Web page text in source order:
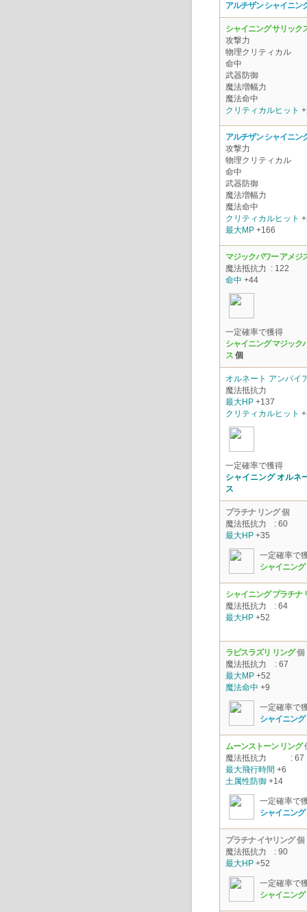
アルチザン シャイニン
シャイニング サリック
攻撃力
物理クリティカル
命中
武器防御
魔法増幅力
魔法命中
クリティカルヒット
アルチザン シャイニン
攻撃力
物理クリティカル
命中
武器防御
魔法増幅力
魔法命中
クリティカルヒット
最大MP +166
マジックパワー アメジ
魔法抵抗力 : 122
命中 +44
一定確率で獲得
シャイニング マジック
ス 個
オルネート アンパイ
魔法抵抗力
最大HP +137
クリティカルヒット
一定確率で獲得
シャイニング オルネ
ス
プラチナ リング個
魔法抵抗力
: 60
最大HP +35
一定確率で
シャイニン
シャイニング プラチナ
魔法抵抗力
: 64
最大HP +52
ラピスラズリ リング個
魔法抵抗力
: 67
最大MP +52
魔法命中 +9
一定確率で
シャイニン
ムーンストーン リング
魔法抵抗力
: 67
最大飛行時間 +6
土属性防御 +14
一定確率で
シャイニン
プラチナ イヤリング個
魔法抵抗力
: 90
最大HP +52
一定確率で
シャイニン